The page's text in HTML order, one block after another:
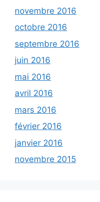
novembre 2016
octobre 2016
septembre 2016
juin 2016
mai 2016
avril 2016
mars 2016
février 2016
janvier 2016
novembre 2015